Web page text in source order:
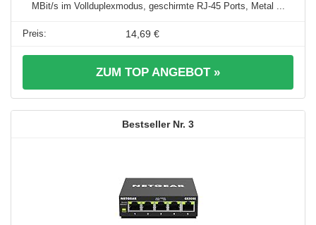
MBit/s im Vollduplexmodus, geschirmte RJ-45 Ports, Metal ...
14,69 €
ZUM TOP ANGEBOT »
3